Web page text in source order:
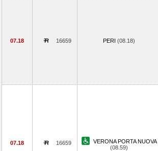
07.18 16659 PERI (08.18)
07.18 16659
VERONA PORTA NUOVA
(08.59)